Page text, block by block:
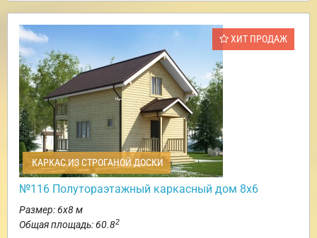
ХИТ ПРОДАЖ
КАРКАС ИЗ СТРОГАНОЙ ДОСКИ
№116 Полутораэтажный каркасный дом 8х6
Размер: 6х8 м
Общая площадь: 60.82